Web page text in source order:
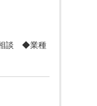
相談 ◆業種